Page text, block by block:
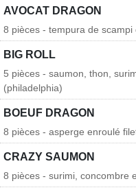
AVOCAT DRAGON
8 pièces - tempura de
BIG ROLL
5 pièces - saumon, thon,
(philadelphia)
BOEUF DRAGON
8 pièces - asperge enroulé
CRAZY SAUMON
8 pièces - surimi, concombre